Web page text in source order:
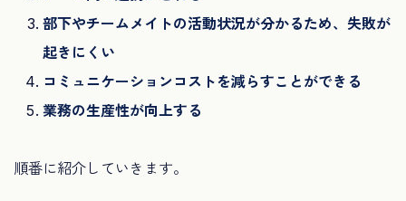
部下やチームメイトの活動状況が分かるため、失敗が
起きにくい
コミュニケーションコストを減らすことができる
業務の生産性が向上する
順番に紹介していきます。